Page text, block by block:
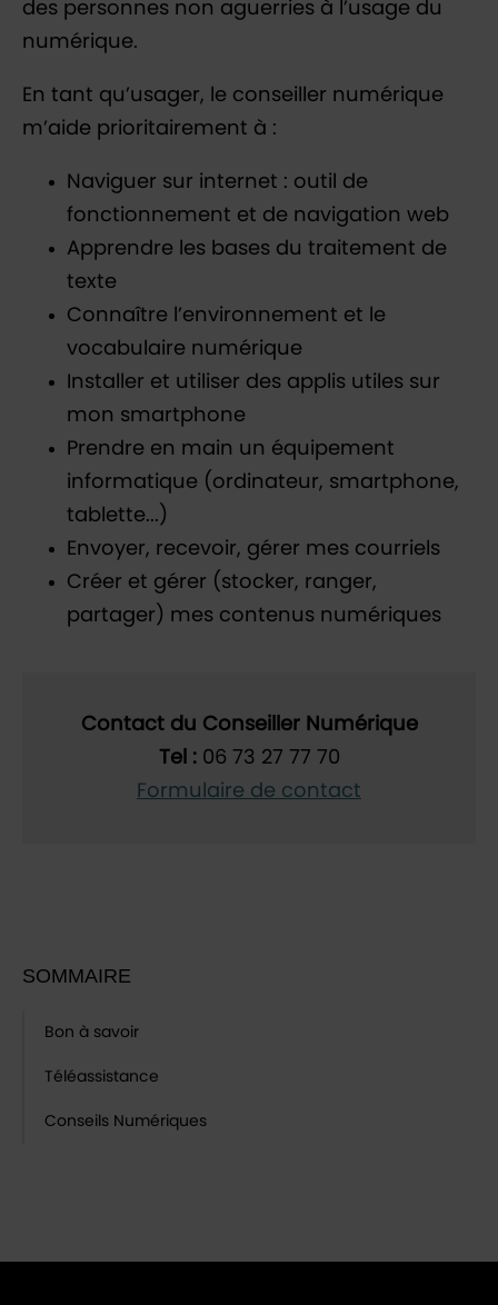
des personnes non aguerries à l’usage du
numérique.
En tant qu’usager, le conseiller numérique
m’aide prioritairement à :
Naviguer sur internet : outil de
fonctionnement et de navigation web
Apprendre les bases du traitement de
texte
Connaître l’environnement et le
vocabulaire numérique
Installer et utiliser des applis utiles sur
mon smartphone
Prendre en main un équipement
informatique (ordinateur, smartphone,
tablette...)
Envoyer, recevoir, gérer mes courriels
Créer et gérer (stocker, ranger,
partager) mes contenus numériques
Contact du Conseiller Numérique
Tel :06 73 27 77 70
Formulaire de contact
SOMMAIRE
Bon à savoir
Téléassistance
Conseils Numériques